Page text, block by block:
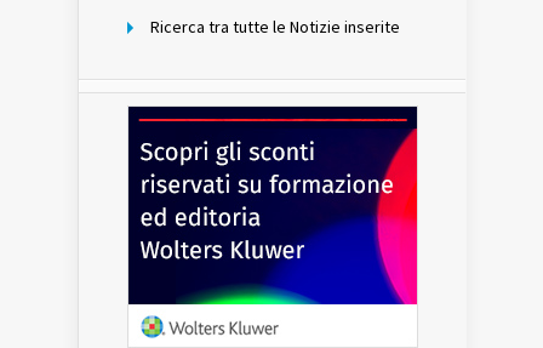
Ricerca tra tutte le Notizie inserite